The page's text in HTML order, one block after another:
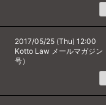
2017/05/25 (Thu) 12:00
Kotto Law メールマガジン
号）